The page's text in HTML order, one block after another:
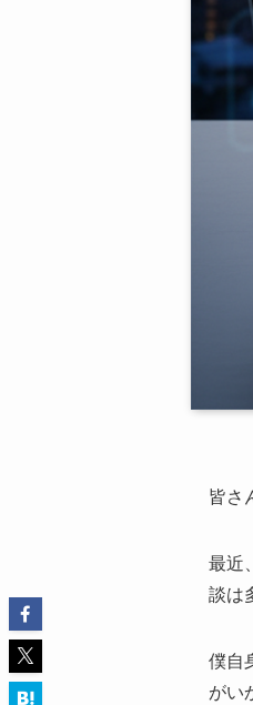
皆さ
最近
談は
僕自
がい